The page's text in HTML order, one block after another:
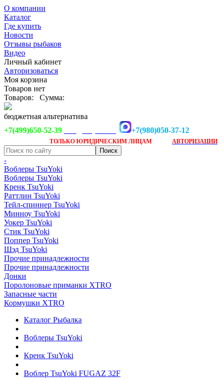
О компании
Каталог
Где купить
Новости
Отзывы рыбаков
Видео
Личный кабинет
Авторизоваться
Моя корзина
Товаров нет
Товаров:
Сумма:
бюджетная альтернатива
+7(499)650-52-39
+7(980)050-37-12
ТОЛЬКО ЮРИДИЧЕСКИМ ЛИЦАМ АВТОРИЗАЦИИ
-
Воблеры TsuYoki
Воблеры TsuYoki
Кренк TsuYoki
Раттлин TsuYoki
Тейл-спиннер TsuYoki
Минноу TsuYoki
Уокер TsuYoki
Стик TsuYoki
Поппер TsuYoki
Шэд TsuYoki
Прочие принадлежности
Прочие принадлежности
Донки
Поролоновые приманки XTRO
Запасные части
Кормушки XTRO
Каталог Рыбалка
Воблеры TsuYoki
Кренк TsuYoki
Воблер TsuYoki FUGAZ 32F